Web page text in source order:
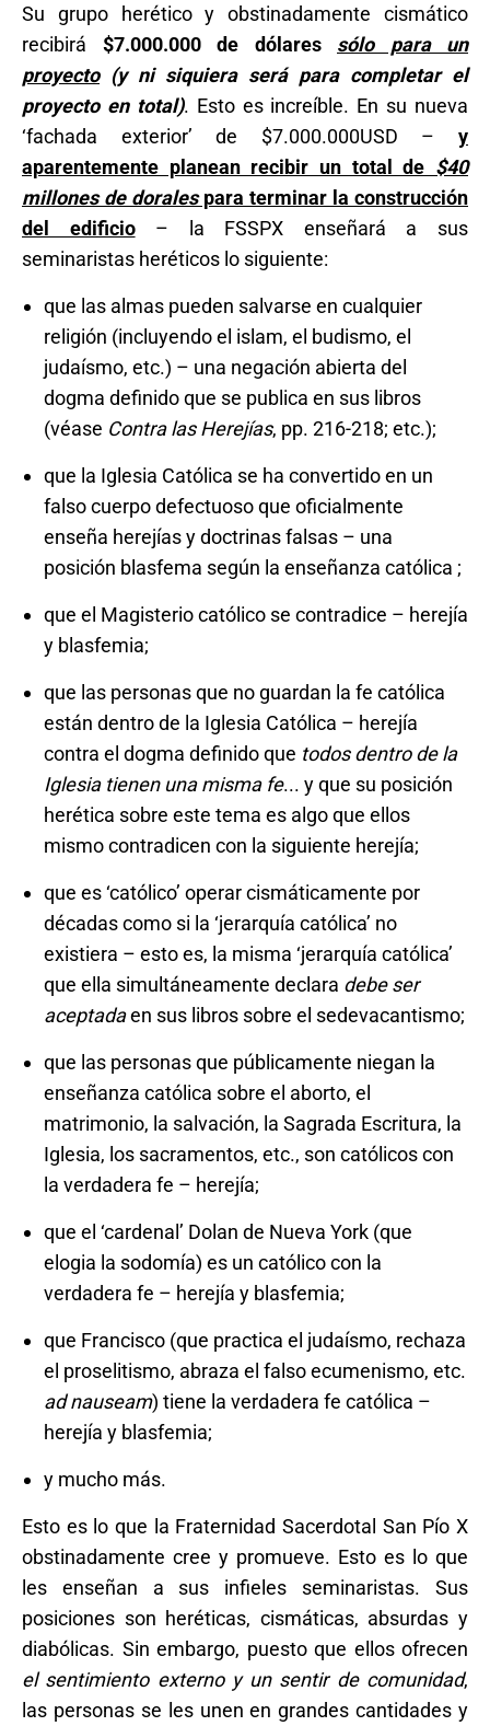
Su grupo herético y obstinadamente cismático
recibirá $7.000.000 de dólares sólo para un
proyecto(y ni siquiera será para completar el
proyecto en total). Esto es increíble. En su nueva
‘fachada exterior’ de $7.000.000USD – y
aparentemente planean recibir un total de $40
millones de doralespara terminar la construcción
del edificio– la FSSPX enseñará a sus
seminaristas heréticos lo siguiente:
que las almas pueden salvarse en cualquier
religión (incluyendo el islam, el budismo, el
judaísmo, etc.) – una negación abierta del
dogma definido que se publica en sus libros
(véase Contra las Herejías, pp. 216-218; etc.);
que la Iglesia Católica se ha convertido en un
falso cuerpo defectuoso que oficialmente
enseña herejías y doctrinas falsas – una
posición blasfema según la enseñanza católica ;
que el Magisterio católico se contradice – herejía
y blasfemia;
que las personas que no guardan la fe católica
están dentro de la Iglesia Católica – herejía
contra el dogma definido que todos dentro de la
Iglesia tienen una misma fe... y que su posición
herética sobre este tema es algo que ellos
mismo contradicen con la siguiente herejía;
que es ‘católico’ operar cismáticamente por
décadas como si la ‘jerarquía católica’ no
existiera – esto es, la misma ‘jerarquía católica’
que ella simultáneamente declara debe ser
aceptadaen sus libros sobre el sedevacantismo;
que las personas que públicamente niegan la
enseñanza católica sobre el aborto, el
matrimonio, la salvación, la Sagrada Escritura, la
Iglesia, los sacramentos, etc., son católicos con
la verdadera fe – herejía;
que el ‘cardenal’ Dolan de Nueva York (que
elogia la sodomía) es un católico con la
verdadera fe – herejía y blasfemia;
que Francisco (que practica el judaísmo, rechaza
el proselitismo, abraza el falso ecumenismo, etc.
ad nauseam) tiene la verdadera fe católica –
herejía y blasfemia;
y mucho más.
Esto es lo que la Fraternidad Sacerdotal San Pío X
obstinadamente cree y promueve. Esto es lo que
les enseñan a sus infieles seminaristas. Sus
posiciones son heréticas, cismáticas, absurdas y
diabólicas. Sin embargo, puesto que ellos ofrecen
el sentimiento externo y un sentir de comunidad,
las personas se les unen en grandes cantidades y